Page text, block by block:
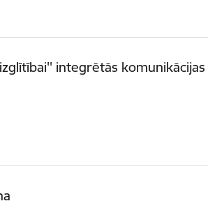
integrētās komunikācijas